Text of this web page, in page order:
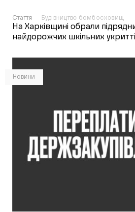
Стаття Будівництво бомбосховищ
На Харківщині обрали
найдорожчих шкільних
Новини